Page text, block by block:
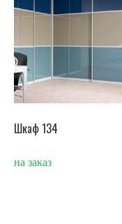
Шкаф 134
на заказ